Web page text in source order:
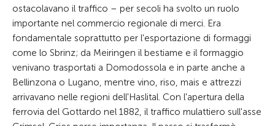
ostacolavano il traffico – per secoli ha svolto un ruolo
importante nel commercio regionale di merci. Era
fondamentale soprattutto per l'esportazione di formaggi
come lo Sbrinz; da Meiringen il bestiame e il formaggio
venivano trasportati a Domodossola e in parte anche a
Bellinzona o Lugano, mentre vino, riso, mais e attrezzi
arrivavano nelle regioni dell'Haslital. Con l'apertura della
ferrovia del Gottardo nel 1882, il traffico mulattiero sull'asse